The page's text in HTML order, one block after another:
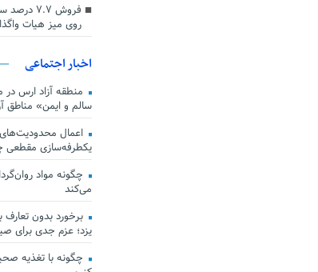
فروش ۷.۷
روی میز هیات
اخبار اجتماعی
منطقه آزاد ارس
سالم و ایمن» مناطق
اعمال محدودیت‌های
یکطرفه‌سازی مقطعی
چگونه مواد
می‌کند
برخورد بدون
یزد؛ عزم جدی برای
چگونه با تغذیه